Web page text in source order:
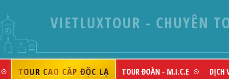
VIETLUXTOUR - CHUYÊN
TOUR CAO CẤP ĐỘC LẠ TOUR ĐOÀN - M.I.C.E DỊCH